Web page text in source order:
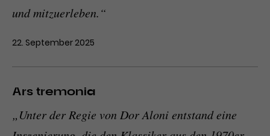
und mitzuerleben.“
22. September 2025
Ars tremonia
„Unter der Regie von Dor Aloni entstand eine